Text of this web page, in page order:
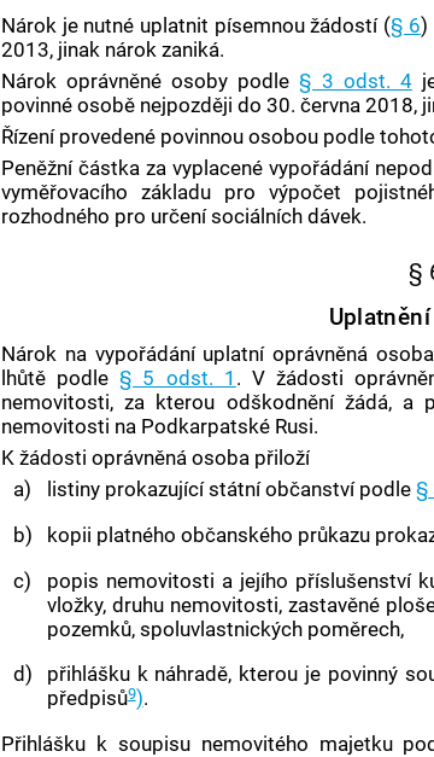
Nárok je nutné uplatnit písemnou žádostí (§ 6)
2013, jinak nárok zaniká.
Nárok oprávněné osoby podle§ 3 odst. 4je
povinné osobě nejpozději do 30. června 2018,
Řízení provedené povinnou osobou podle
Peněžní částka za vyplacené vypořádání
vyměřovacího základu pro výpočet
rozhodného pro určení sociálních dávek.
§
Nárok na vypořádání uplatní oprávněná
lhůtě podle§ 5 odst. 1 . V žádosti
nemovitosti, za kterou odškodnění žádá, a
nemovitosti na Podkarpatské Rusi.
K žádosti oprávněná osoba přiloží
a)
listiny prokazující státní občanství podle §
b)
kopii platného občanského průkazu
c)
popis nemovitosti a jejího příslušenství
vložky, druhu nemovitosti, zastavěné
pozemků, spoluvlastnických poměrech,
d)
přihlášku k náhradě, kterou je povinný
předpisů9).
Přihlášku k soupisu nemovitého majetku